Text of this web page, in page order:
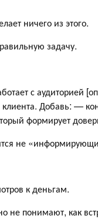
ничего из этого.
задачу.
с аудиторией
клиента. Добавь: —
формирует
не
к деньгам.
не понимают, как